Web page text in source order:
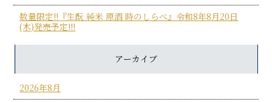
数量限定!!『生酛 純米 原酒 時のしらべ』令和8年8月20日
(木)発売予定!!!
アーカイブ
2026年8月